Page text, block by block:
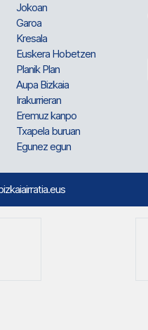
Jokoan
Garoa
Kresala
Euskera Hobetzen
Planik Plan
Aupa Bizkaia
Irakurrieran
Eremuz kanpo
Txapela buruan
Egunez egun